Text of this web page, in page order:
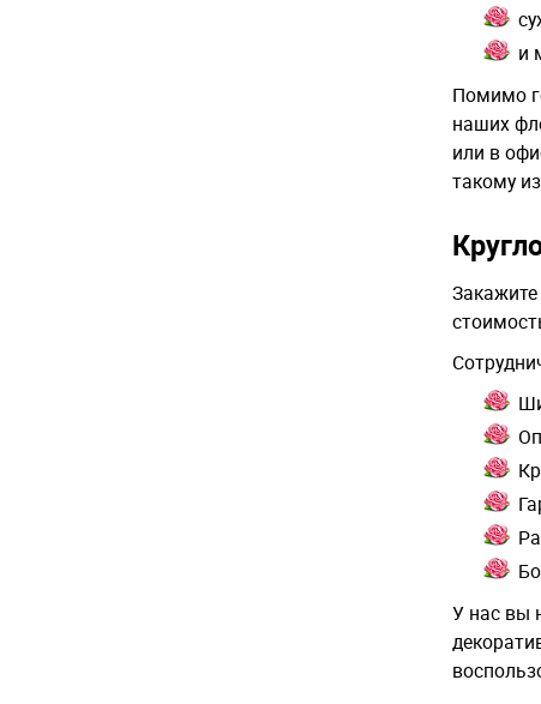
и
Помимо
наших
или в
такому
У нас вы